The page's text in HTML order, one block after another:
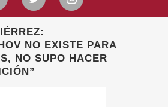
NO EXISTE PARA
NO SUPO HACER